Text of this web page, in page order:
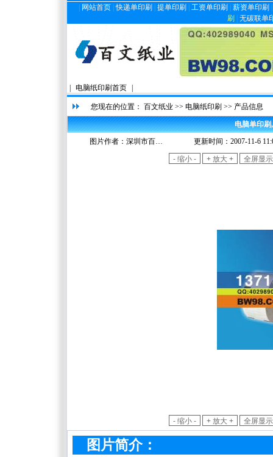
网站首页 |快递单印刷 提单印刷 工资单印刷 薪资单印刷
刷
无碳联单
电脑纸印刷首页
您现在的位置： 百文纸业 >> 电脑纸印刷 >> 产品信息
电脑单印
图片作者： 深圳市百… 更新时间：2007-11-6
图片简介：